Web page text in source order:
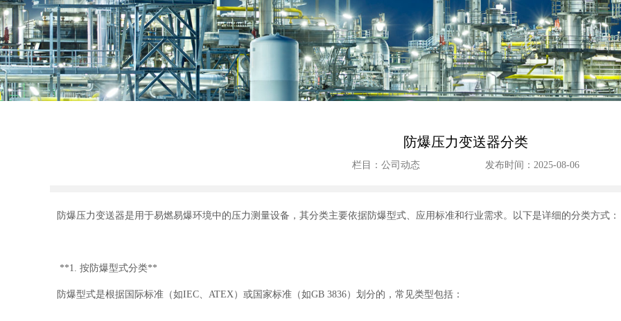
防爆压力变送器分类
栏目：公司动态 发布时间：2025-08-06
防爆压力变送器是用于易燃易爆环境中的压力测量设备，其分类主要依据防爆型式、应用标准和行业需求。以下是详细的分类方式：
**1. 按防爆型式分类**
防爆型式是根据国际标准（如IEC、ATEX）或国家标准（如GB 3836）划分的，常见类型包括：